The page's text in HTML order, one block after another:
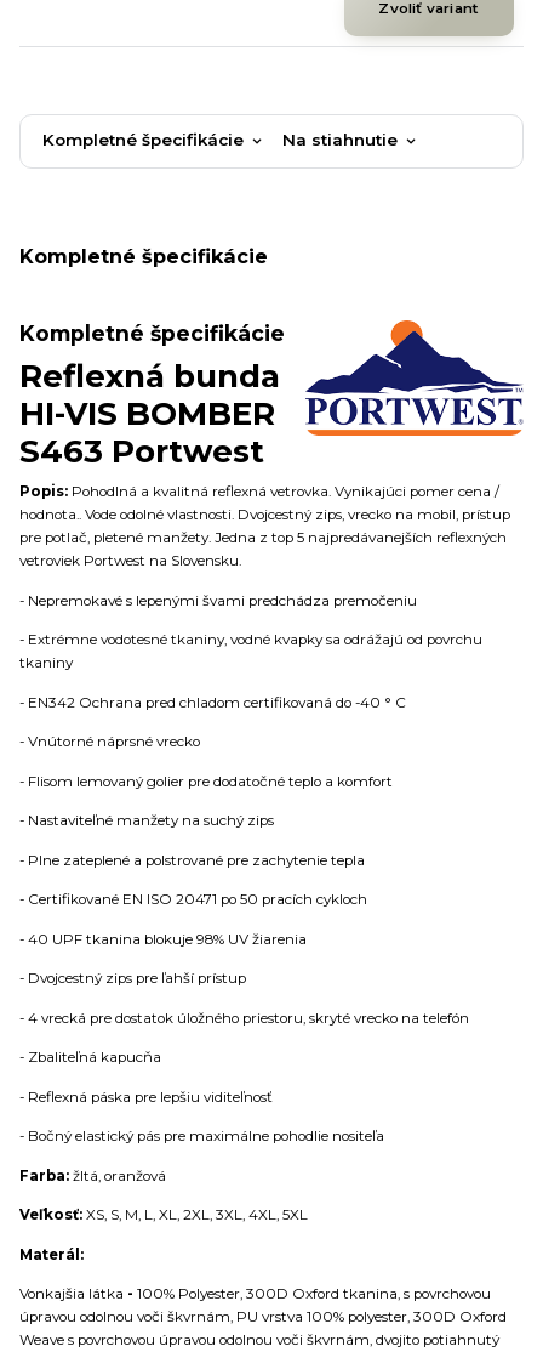
Zvoliť variant
Kompletné špecifikácie Na stiahnutie
Kompletné špecifikácie
Kompletné špecifikácie
Reflexná bunda
HI-VIS BOMBER
S463 Portwest
Popis: Pohodlná a kvalitná reflexná vetrovka. Vynikajúci pomer cena /
hodnota.. Vode odolné vlastnosti. Dvojcestný zips, vrecko na mobil, prístup
pre potlač, pletené manžety. Jedna z top 5 najpredávanejších reflexných
vetroviek Portwest na Slovensku.
- Nepremokavé s lepenými švami predchádza premočeniu
- Extrémne vodotesné tkaniny, vodné kvapky sa odrážajú od povrchu
tkaniny
- EN342 Ochrana pred chladom certifikovaná do -40 ° C
- Vnútorné náprsné vrecko
- Flisom lemovaný golier pre dodatočné teplo a komfort
- Nastaviteľné manžety na suchý zips
- Plne zateplené a polstrované pre zachytenie tepla
- Certifikované EN ISO 20471 po 50 pracích cykloch
- 40 UPF tkanina blokuje 98% UV žiarenia
- Dvojcestný zips pre ľahší prístup
- 4 vrecká pre dostatok úložného priestoru, skryté vrecko na telefón
- Zbaliteľná kapucňa
- Reflexná páska pre lepšiu viditeľnosť
- Bočný elastický pás pre maximálne pohodlie nositeľa
Farba: žltá, oranžová
Veľkosť: XS, S, M, L, XL, 2XL, 3XL, 4XL, 5XL
Materál:
Vonkajšia látka - 100% Polyester, 300D Oxford tkanina, s povrchovou
úpravou odolnou voči škvrnám, PU vrstva 100% polyester, 300D Oxford
Weave s povrchovou úpravou odolnou voči škvrnám, dvojito potiahnutý